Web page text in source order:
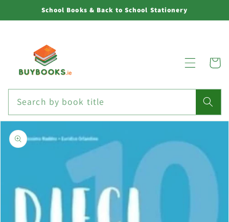
Skip to
content
School Books & Back to School Stationery
Search by book title
Cart
Skip to
product
information